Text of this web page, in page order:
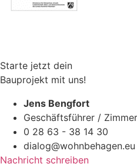
Starte jetzt dein
Bauprojekt mit uns!
Jens Bengfort
Geschäftsführer /
0 28 63 - 38 14 30
dialog@wohnbehagen.eu
Nachricht schreiben